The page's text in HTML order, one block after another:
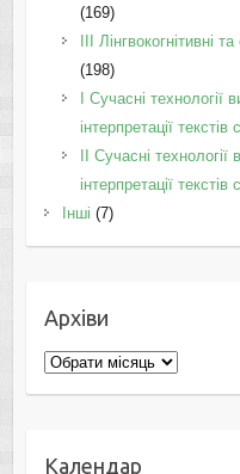
(169)
IІI Лінгвокогнітивні
(198)
I Cучасні
інтерпретації текстів
II Cучасні
інтерпретації текстів
Інші (7)
Архіви
Архіви
Календар